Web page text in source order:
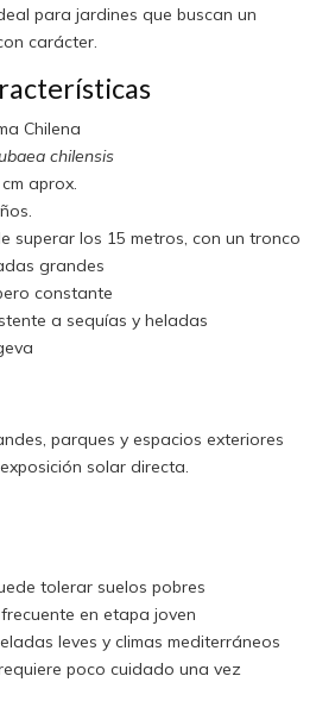
para jardines que buscan un
carácter.
Chilena
chilensis
aprox.
superar los 15 metros, con un tronco
grandes
constante
a sequías y heladas
parques y espacios exteriores
solar directa.
tolerar suelos pobres
en etapa joven
leves y climas mediterráneos
poco cuidado una vez